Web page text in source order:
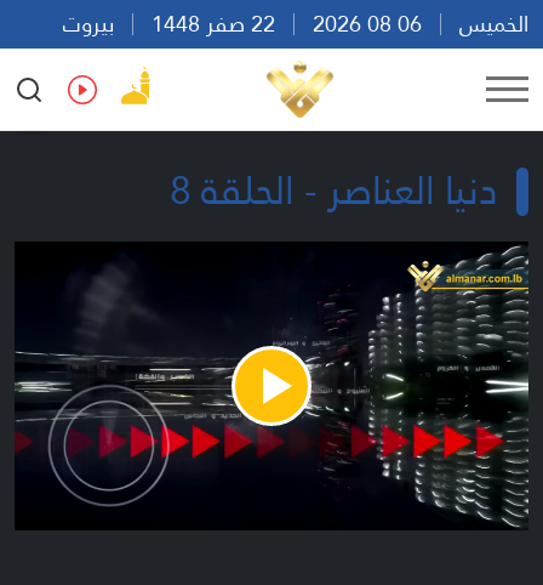
الخميس
بيروت
05:09
Ar En Fr Es
دنيا العناصر - الحلقة 8
Play
Video